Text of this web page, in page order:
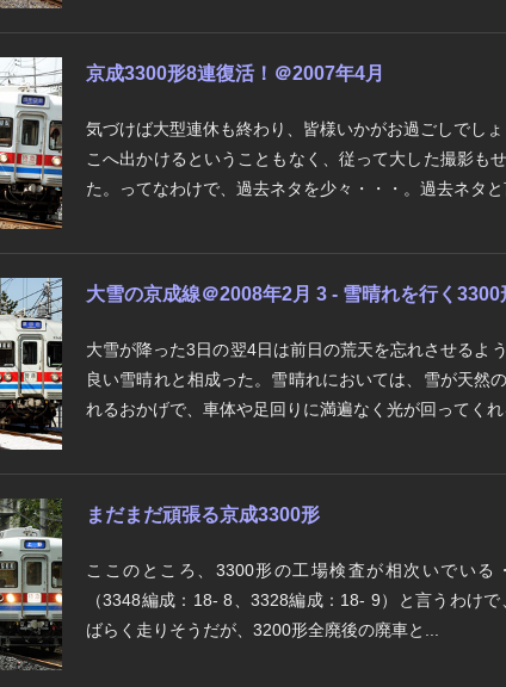
京成3300形8連復活！＠2007年4月
気づけば大型連休も終わり、皆様いかがお過ごしでし
こへ出かけるということもなく、従って大した撮影も
た。ってなわけで、過去ネタを少々・・・。過去ネタと
大雪の京成線＠2008年2月 3 - 雪晴れを行く3300
大雪が降った3日の翌4日は前日の荒天を忘れさせるよ
良い雪晴れと相成った。雪晴れにおいては、雪が天然
れるおかげで、車体や足回りに満遍なく光が回ってくれ
まだまだ頑張る京成3300形
ここのところ、3300形の工場検査が相次いでいる
（3348編成：18- 8、3328編成：18- 9）と言うわけ
ばらく走りそうだが、3200形全廃後の廃車と...